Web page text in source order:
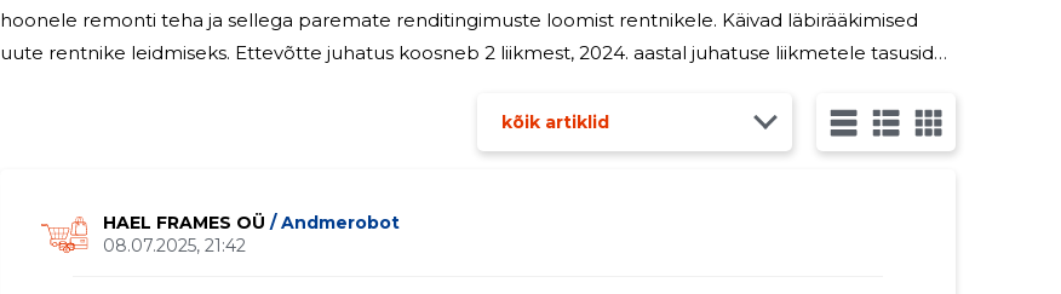
hoonele remonti teha ja sellega paremate renditingimuste loomist rentnikele. Käivad läbirääkimised
uute rentnike leidmiseks. Ettevõtte juhatus koosneb 2 liikmest, 2024. aastal juhatuse liikmetele tasusid
kõik artiklid
HAEL FRAMES OÜ / Andmerobot
08.07.2025, 21:42